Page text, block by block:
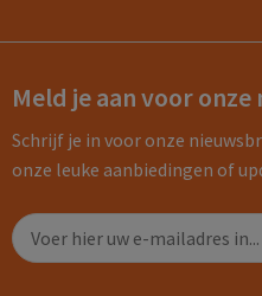
Meld je aan voor
Schrijf je in voor onze
onze leuke aanbiedingen of